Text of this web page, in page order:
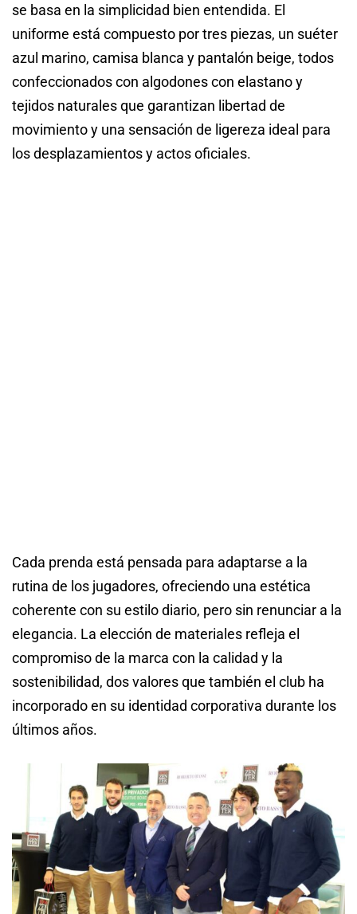
se basa en la simplicidad bien entendida. El
uniforme está compuesto por tres piezas, un suéter
azul marino, camisa blanca y pantalón beige, todos
confeccionados con algodones con elastano y
tejidos naturales que garantizan libertad de
movimiento y una sensación de ligereza ideal para
los desplazamientos y actos oficiales.
Cada prenda está pensada para adaptarse a la
rutina de los jugadores, ofreciendo una estética
coherente con su estilo diario, pero sin renunciar a la
elegancia. La elección de materiales refleja el
compromiso de la marca con la calidad y la
sostenibilidad, dos valores que también el club ha
incorporado en su identidad corporativa durante los
últimos años.